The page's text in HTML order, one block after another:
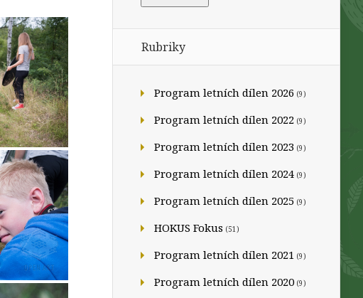
Rubriky
Program letních dílen 2026 (9)
Program letních dílen 2022 (9)
Program letních dílen 2023 (9)
Program letních dílen 2024 (9)
Program letních dílen 2025 (9)
HOKUS Fokus (51)
Program letních dílen 2021 (9)
Program letních dílen 2020 (9)